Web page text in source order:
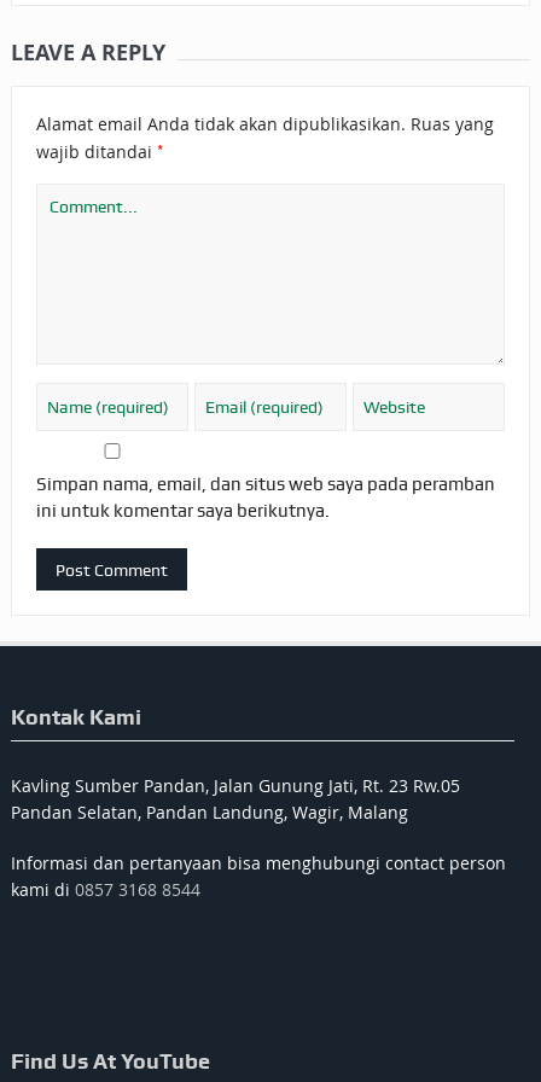
LEAVE A REPLY
Alamat email Anda tidak akan dipublikasikan. Ruas yang
wajib ditandai *
Simpan nama, email, dan situs web saya pada peramban
ini untuk komentar saya berikutnya.
Kontak Kami
Kavling Sumber Pandan, Jalan Gunung Jati, Rt. 23 Rw.05
Pandan Selatan, Pandan Landung, Wagir, Malang
Informasi dan pertanyaan bisa menghubungi contact person
kami di 0857 3168 8544
Find Us At YouTube